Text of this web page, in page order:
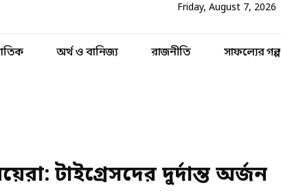
Friday, August 7, 2026
অর্থ ও বানিজ্য রাজনীতি সাফল্যের গল্প
টাইগ্রেসদের দুর্দান্ত অর্জন